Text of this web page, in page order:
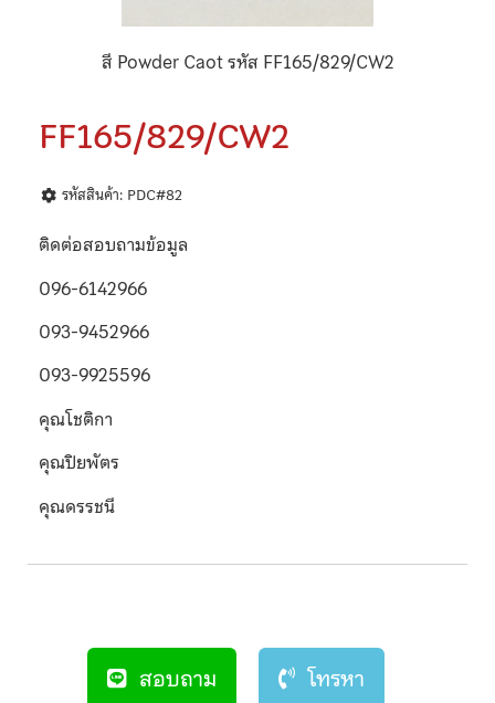
สี Powder Caot รหัส FF165/829/CW2
FF165/829/CW2
รหัสสินค้า: PDC#82
ติดต่อสอบถามข้อมูล
096-6142966
093-9452966
093-9925596
คุณโชติกา
คุณปิยพัตร
คุณดรรชนี
สอบถาม โทรหา